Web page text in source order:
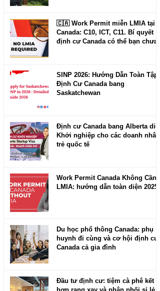
🇨🇦 Work Permit miễn LMIA tại
Canada: C10, ICT, C11. Bí quyết
định cư Canada có thể bạn chưa
SINP 2026: Hướng Dẫn Toàn Tập
Định Cư Canada bang
Saskatchewan
Định cư Canada bang Alberta diện
Khởi nghiệp cho các doanh nhân
trẻ quốc tế
Work Permit Canada Không Cần
LMIA: hướng dẫn toàn diện 2025
Du học phổ thông Canada: phụ
huynh đi cùng và cơ hội định cư
Canada cả gia đình
Đầu tư định cư: tiệm cà phê kết